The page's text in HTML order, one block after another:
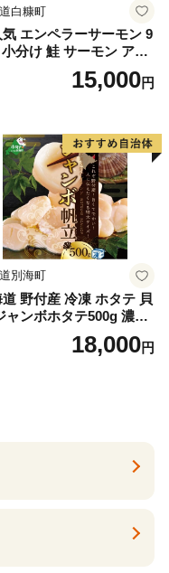
白糠町
気 エンペラーサーモン 9
分け 鮭 サーモン アト
ティックサーモン 水産
官賞 受賞 さけ シャケ し
美味しい 贈答 生食用 刺
刺身 刺し身 魚介類 海鮮
厚切り 薄切り ふるさと
ふるさとチョイス チョ
北海道 白糠町
15,000円
別海町
野付産 冷凍 ホタテ 貝
ャンボホタテ500g 濃厚
味と甘み （ほたて ホタ
立 貝柱 ホタテ貝柱 大玉
18,000円